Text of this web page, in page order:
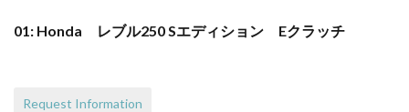
01: Honda レブル250 Sエディション Eクラッチ
Request Information